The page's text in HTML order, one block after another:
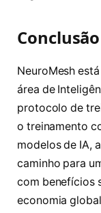
Conclusão
NeuroMesh
área de
protocolo de
o treinamento
modelos de IA,
caminho para
com benefícios
economia